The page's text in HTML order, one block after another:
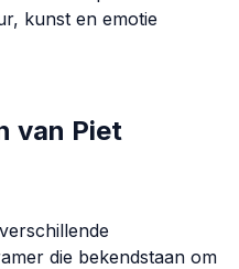
kunst en emotie
van Piet
die bekendstaan om